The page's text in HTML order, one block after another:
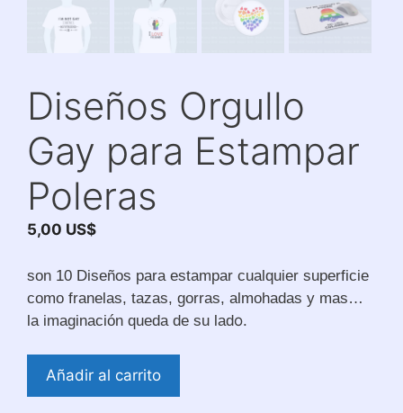
Diseños Orgullo
Gay para Estampar
Poleras
5,00 US$
son 10 Diseños para estampar cualquier superficie
como franelas, tazas, gorras, almohadas y mas…
la imaginación queda de su lado.
Diseños
Orgullo
Añadir al carrito